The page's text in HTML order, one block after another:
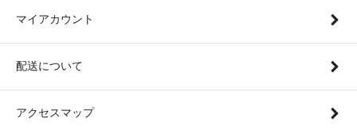
マイアカウント
配送について
アクセスマップ